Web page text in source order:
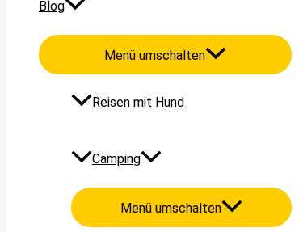
Blog
Menü umschalten
Reisen mit Hund
Camping
Menü umschalten